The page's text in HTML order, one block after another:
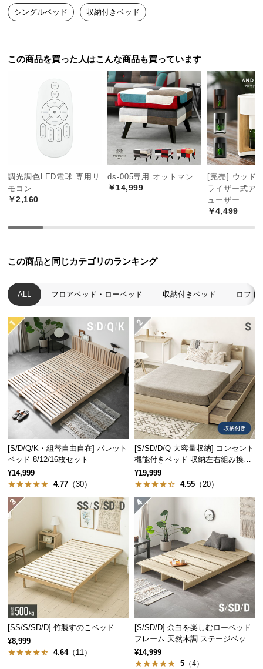
中
型
の
型
商
に
い
開
梱
設
置
サ
ー
ビ
に
つ
い
て
路
に
つ
い
返
品・
キ
美しい木目調のデザイン
ベッドフレームには優しい風合いの木目を施し、現
代の生活にも取り入れやすいデザインに仕上げまし
断熱・防音性に優れた中材
ベッドの中材には。断熱と防音性に優れた素材を使
用。夏は涼しく冬は温かいベッドに適した仕様で
す。
シングルベッド 収納付きベッド
この商品を買った人はこんな商品も買っています
調光調色LED電球 専用リ
モコン
￥2,160
ds-005専用 オットマン
￥14,999
[完売] ウッド
ライザー式ア
ューザー
￥4,499
この商品と同じカテゴリのランキング
ALL フロアベッド・ローベッド 収納付きベッド ロフト
[S/D/Q/K・組替自由自在] パレット
ベッド 8/12/16枚セット
¥14,999
4.77 （30）
[S/SD/D/Q 大容量収納] コンセント
機能付きベッド 収納左右組み換え
可能
¥19,999
4.55 （20）
[SS/S/SD/D] 竹製すのこベッド
¥8,999
4.64（11）
[S/SD/D] 余白を楽しむローベッド
フレーム 天然木調 ステージベッド
ロボット掃除機対応
¥14,999
5 （4）